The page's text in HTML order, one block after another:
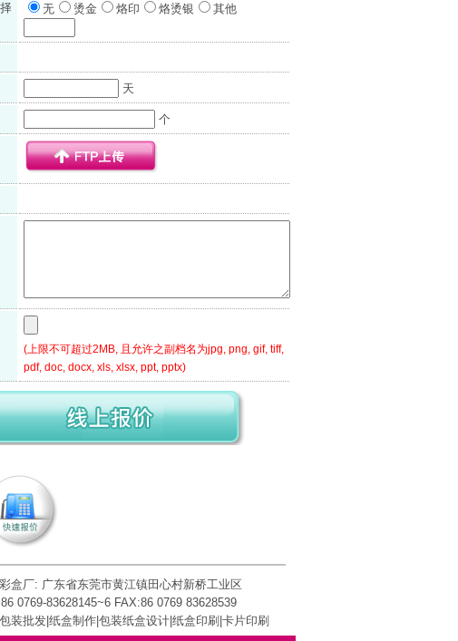
无 烫金 烙印 烙烫银 其他
天
个
(上限不可超过2MB, 且允许之副档名为jpg, png, gif, tiff,
pdf, doc, docx, xls, xlsx, ppt, pptx)
盒厂: 广东省东莞市黄江镇田心村新桥工业区
0769-83628145~6 FAX:86 0769 83628539
装批发|纸盒制作|包装纸盒设计|纸盒印刷 |卡片印刷